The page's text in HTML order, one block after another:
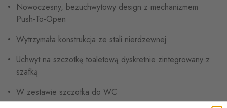
Nowoczesny, bezuchwytowy design z mechanizmem
Push-To-Open
Wytrzymała konstrukcja ze stali nierdzewnej
Uchwyt na szczotkę toaletową dyskretnie zintegrowany z
szafką
W zestawie szczotka do WC